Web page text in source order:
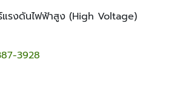
แรงดันไฟฟ้าสูง (High Voltage)
3928